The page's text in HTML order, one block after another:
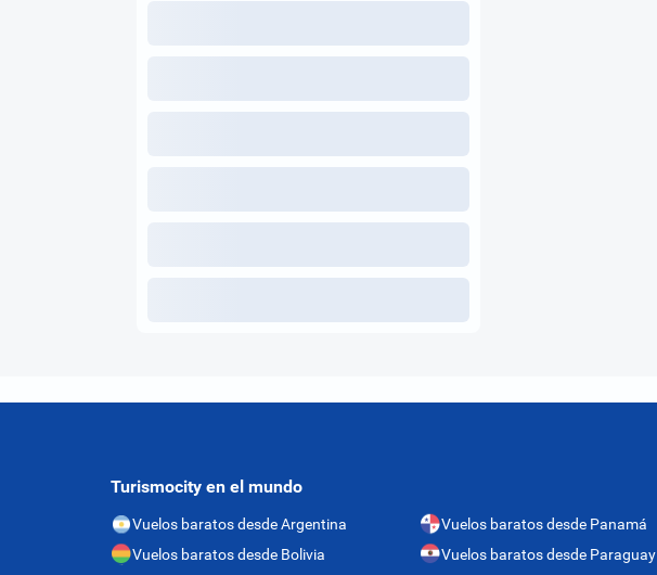
Turismocity en el mundo
Vuelos baratos desde Argentina
Vuelos baratos desde Bolivia
Vuelos baratos desde Panamá
Vuelos baratos desde Paraguay